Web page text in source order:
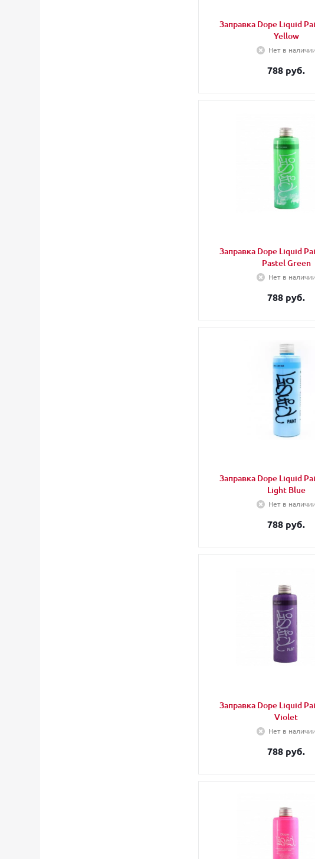
Заправка Dope Liquid
Yellow
Нет в
788 руб.
Заправка Dope Liquid
Pastel Green
Нет в
788 руб.
Заправка Dope Liquid
Light Blue
Нет в
788 руб.
Заправка Dope Liquid
Violet
Нет в
788 руб.